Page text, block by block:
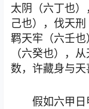
太阴（六丁也
己也），伐天刑
羁天牢（六壬
（六癸也），
数，许藏身与天
假如六甲